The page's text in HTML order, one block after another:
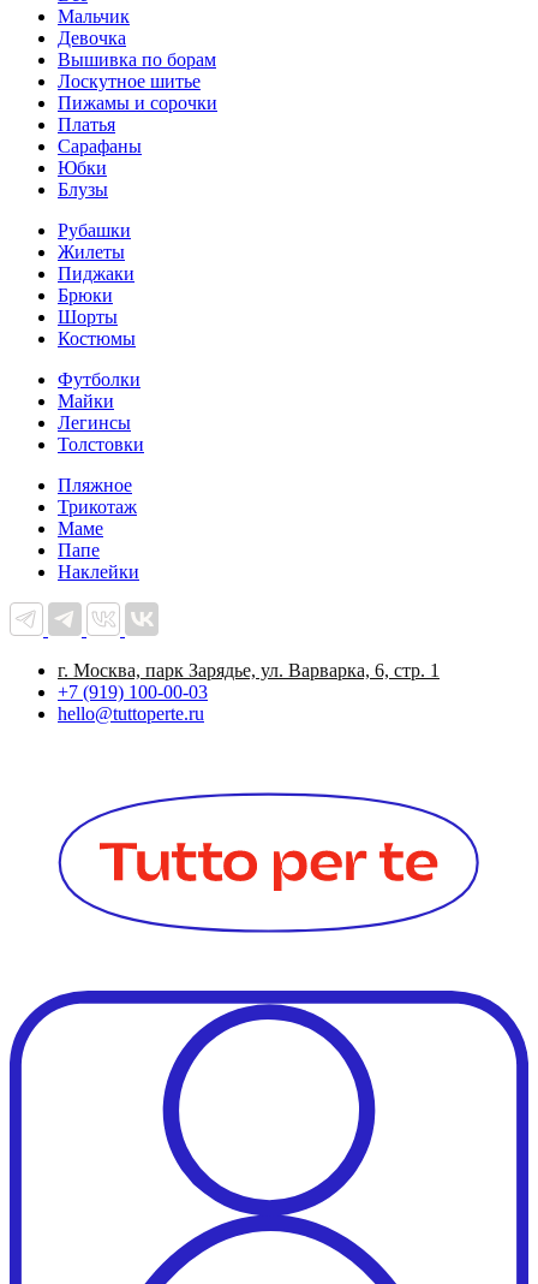
Мальчик
Девочка
Вышивка по борам
Лоскутное шитье
Пижамы и сорочки
Платья
Сарафаны
Юбки
Блузы
Рубашки
Жилеты
Пиджаки
Брюки
Шорты
Костюмы
Футболки
Майки
Легинсы
Толстовки
Пляжное
Трикотаж
Маме
Папе
Наклейки
г. Москва, парк Зарядье, ул. Варварка, 6, стр. 1
+7 (919) 100-00-03
hello@tuttoperte.ru